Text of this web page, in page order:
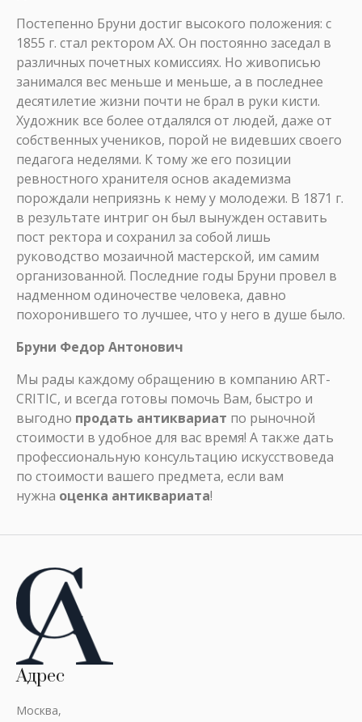
Постепенно Бруни достиг высокого положения: с
1855 г. стал ректором АХ. Он постоянно заседал в
различных почетных комиссиях. Но живописью
занимался вес меньше и меньше, а в последнее
десятилетие жизни почти не брал в руки кисти.
Художник все более отдалялся от людей, даже от
собственных учеников, порой не видевших своего
педагога неделями. К тому же его позиции
ревностного хранителя основ академизма
порождали неприязнь к нему у молодежи. В 1871 г.
в результате интриг он был вынужден оставить
пост ректора и сохранил за собой лишь
руководство мозаичной мастерской, им самим
организованной. Последние годы Бруни провел в
надменном одиночестве человека, давно
похоронившего то лучшее, что у него в душе было.
Бруни Федор Антонович
Мы рады каждому обращению в компанию ART-
CRITIC, и всегда готовы помочь Вам, быстро и
выгодно продать антиквариат по рыночной
стоимости в удобное для вас время! А также дать
профессиональную консультацию искусствоведа
по стоимости вашего предмета, если вам
нужна оценка антиквариата!
Адрес
Москва,